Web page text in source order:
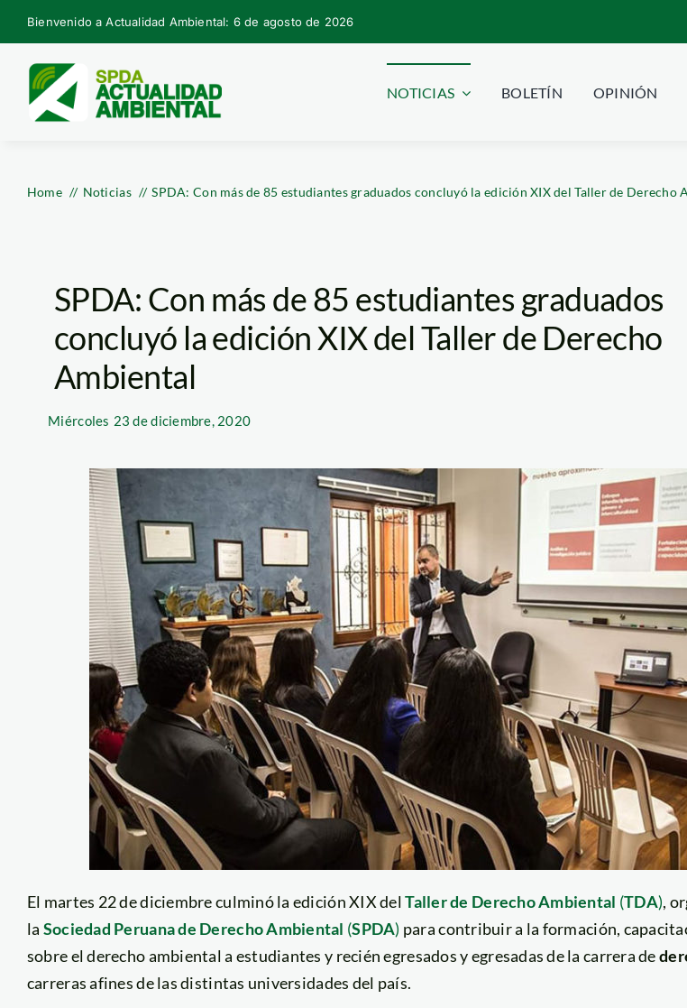
Skip
to
content
Bienvenido a Actualidad Ambiental: 6 de agosto de 2026
NOTICIAS BOLETÍN OPINIÓN
Home Noticias SPDA: Con más de 85 estudiantes graduados concluyó la edición XIX del Taller de Derecho
SPDA: Con más de 85 estudiantes graduados
concluyó la edición XIX del Taller de Derecho
Ambiental
Miércoles 23 de diciembre, 2020
El martes 22 de diciembre culminó la edición XIX delTaller de Derecho Ambiental (TDA),
la Sociedad Peruana de Derecho Ambiental (SPDA) para contribuir a la formación,
sobre el derecho ambiental a estudiantes y recién egresados y egresadas de la carrera de
carreras afines de las distintas universidades del país.